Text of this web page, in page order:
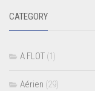
CATEGORY
A FLOT (1)
Aérien (29)